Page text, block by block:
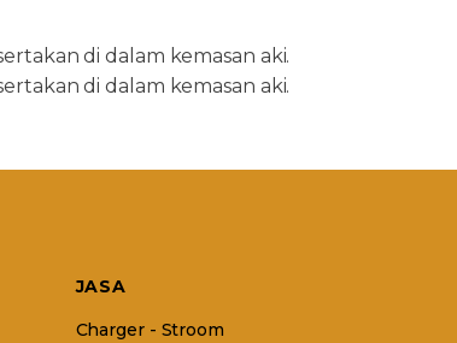
di dalam kemasan aki.
di dalam kemasan aki.
JASA
Charger - Stroom